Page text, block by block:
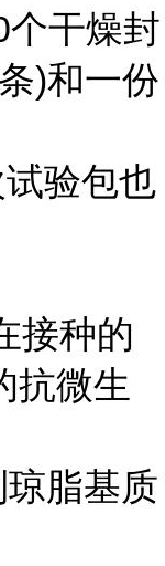
干燥封
)和一份
验包也
接种的
抗微生
脂基质